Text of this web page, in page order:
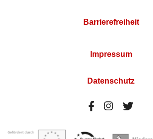
Barrierefreiheit
Impressum
Datenschutz